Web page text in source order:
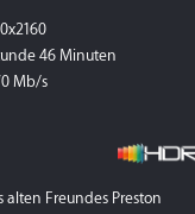
46 Minuten
Mb/s
Freundes Preston